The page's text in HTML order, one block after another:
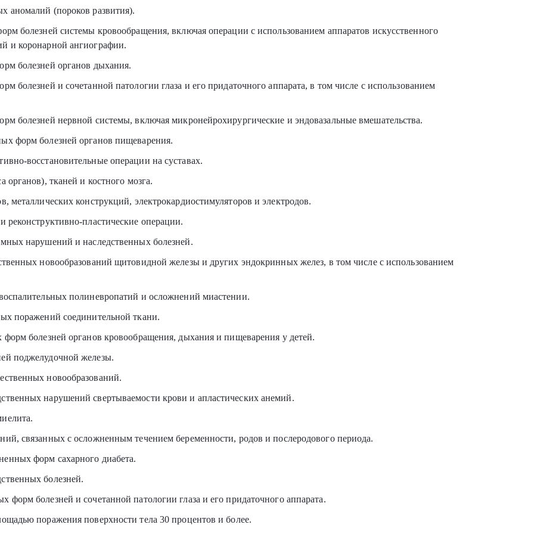
аномалий (пороков развития).
болезней системы кровообращения, включая операции с использованием аппаратов искусственного
и коронарной ангиографии.
болезней органов дыхания.
болезней и сочетанной патологии глаза и его придаточного аппарата, в том числе с использованием
болезней нервной системы, включая микронейрохирургические и эндовазальные вмешательства.
форм болезней органов пищеварения.
восстановительные операции на суставах.
органов), тканей и костного мозга.
металлических конструкций, электрокардиостимуляторов и электродов.
реконструктивно-пластические операции.
нарушений и наследственных болезней.
новообразований щитовидной железы и других эндокринных желез, в том числе с использованием
полиневропатий и осложнений миастении.
поражений соединительной ткани.
форм болезней органов кровообращения, дыхания и пищеварения у детей.
поджелудочной железы.
новообразований.
нарушений свертываемости крови и апластических анемий.
связанных с осложненным течением беременности, родов и послеродового периода.
форм сахарного диабета.
болезней.
форм болезней и сочетанной патологии глаза и его придаточного аппарата.
поражения поверхности тела 30 процентов и более.